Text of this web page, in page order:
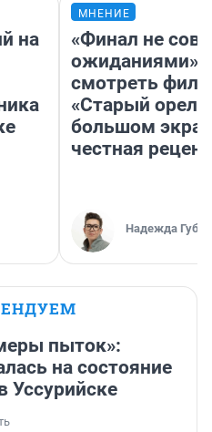
на
МНЕНИЕ
«Финал не
ожиданиями»:
смотреть
«Старый орел»
большом
честная
Надежда
пыток»:
на состояние
Уссурийске